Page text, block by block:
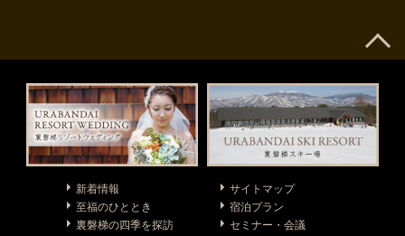
新着情報
至福のひととき
裏磐梯の四季を探訪
サイトマップ
宿泊プラン
セミナー・会議